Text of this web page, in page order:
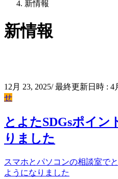
新情報
新情報
12月 23, 2025/ 最終更新日時 : 4
せ
とよたSDGsポイン
りました
スマホとパソコンの相談室で
ようになりました